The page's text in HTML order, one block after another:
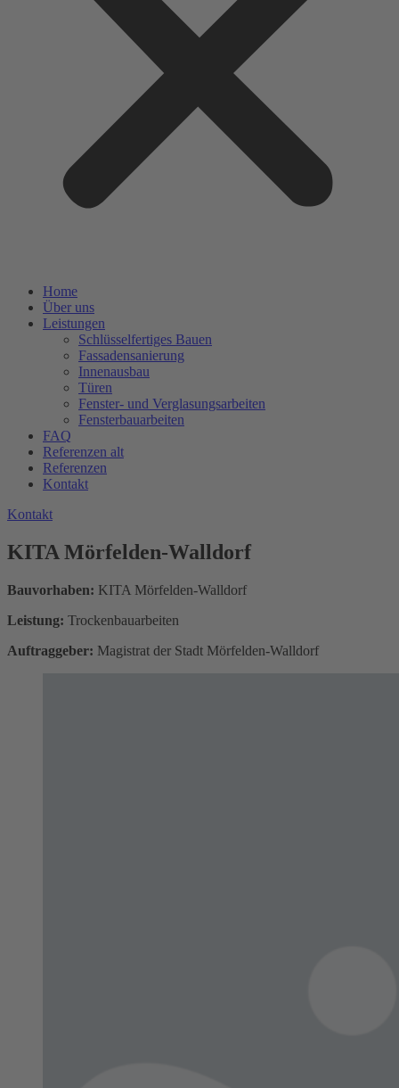
Home
Über uns
Leistungen
Schlüsselfertiges Bauen
Fassadensanierung
Innenausbau
Türen
Fenster- und Verglasungsarbeiten
Fensterbauarbeiten
FAQ
Referenzen alt
Referenzen
Kontakt
Kontakt
KITA Mörfelden-Walldorf
Bauvorhaben: KITA Mörfelden-Walldorf
Leistung: Trockenbauarbeiten
Auftraggeber: Magistrat der Stadt Mörfelden-Walldorf